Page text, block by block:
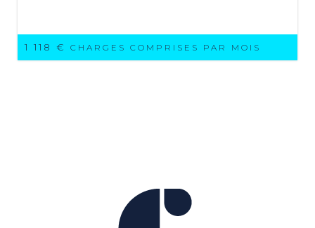
1 118 € CHARGES COMPRISES PAR MOIS